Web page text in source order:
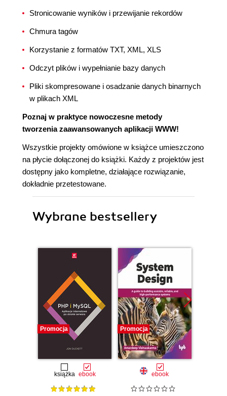
Stronicowanie wyników i przewijanie rekordów
Chmura tagów
Korzystanie z formatów TXT, XML, XLS
Odczyt plików i wypełnianie bazy danych
Pliki skompresowane i osadzanie danych binarnych
w plikach XML
Poznaj w praktyce nowoczesne metody
tworzenia zaawansowanych aplikacji WWW!
Wszystkie projekty omówione w książce umieszczono
na płycie dołączonej do książki. Każdy z projektów jest
dostępny jako kompletne, działające rozwiązanie,
dokładnie przetestowane.
Wybrane bestsellery
Promocja
książka ebook
Promocja
ebook